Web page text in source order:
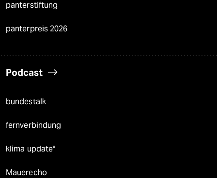
panterstiftung
panterpreis 2026
Podcast
bundestalk
fernverbindung
klima update°
Mauerecho